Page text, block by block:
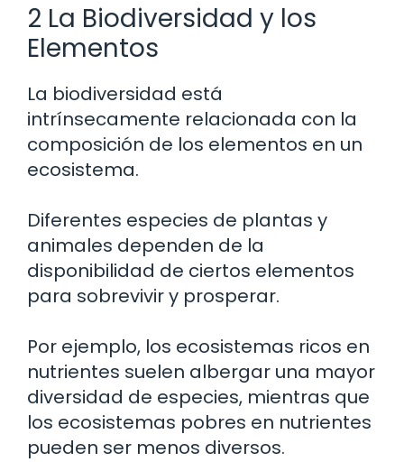
2 La Biodiversidad y los
Elementos
La biodiversidad está
intrínsecamente relacionada con la
composición de los elementos en un
ecosistema.
Diferentes especies de plantas y
animales dependen de la
disponibilidad de ciertos elementos
para sobrevivir y prosperar.
Por ejemplo, los ecosistemas ricos en
nutrientes suelen albergar una mayor
diversidad de especies, mientras que
los ecosistemas pobres en nutrientes
pueden ser menos diversos.